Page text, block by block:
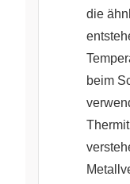
die
beim